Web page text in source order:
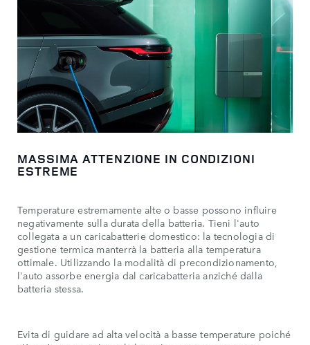
MASSIMA ATTENZIONE IN CONDIZIONI
ESTREME
Temperature estremamente alte o basse possono influire
negativamente sulla durata della batteria. Tieni l'auto
collegata a un caricabatterie domestico: la tecnologia di
gestione termica manterrà la batteria alla temperatura
ottimale. Utilizzando la modalità di precondizionamento,
l'auto assorbe energia dal caricabatteria anziché dalla
batteria stessa.
Evita di guidare ad alta velocità a basse temperature poiché